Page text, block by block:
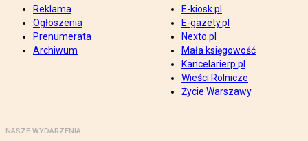
Reklama
Ogłoszenia
Prenumerata
Archiwum
E-kiosk.pl
E-gazety.pl
Nexto.pl
Mała księgowość
Kancelarierp.pl
Wieści Rolnicze
Życie Warszawy
NASZE WYDARZENIA